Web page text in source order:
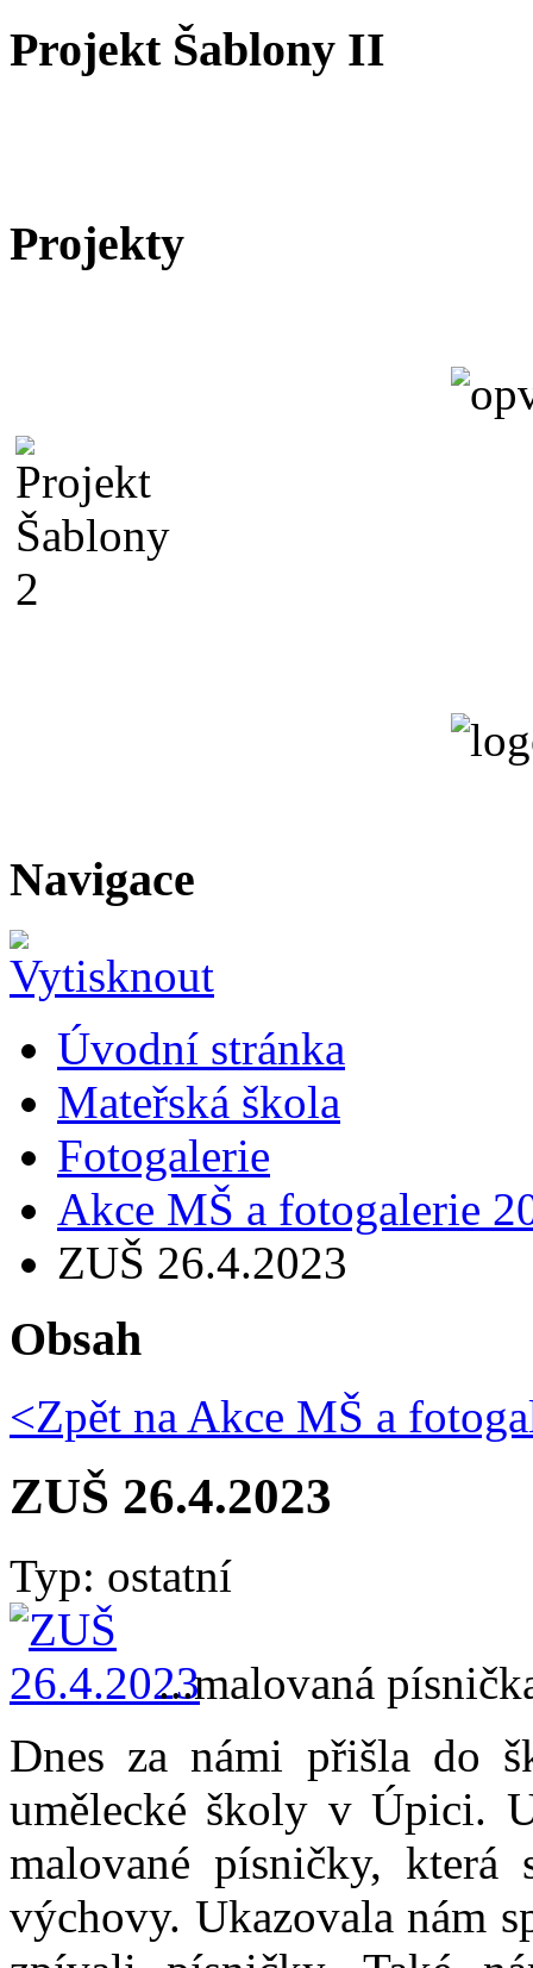
Projekt Šablony II
Projekty
Navigace
Úvodní stránka
Mateřská škola
Fotogalerie
Akce MŠ a fotogalerie
ZUŠ 26.4.2023
Obsah
<Zpět na Akce MŠ a
ZUŠ 26.4.2023
Typ: ostatní
...malovaná
Dnes za námi přišla do
umělecké školy v Úpici.
malované písničky,
výchovy. Ukazovala nám